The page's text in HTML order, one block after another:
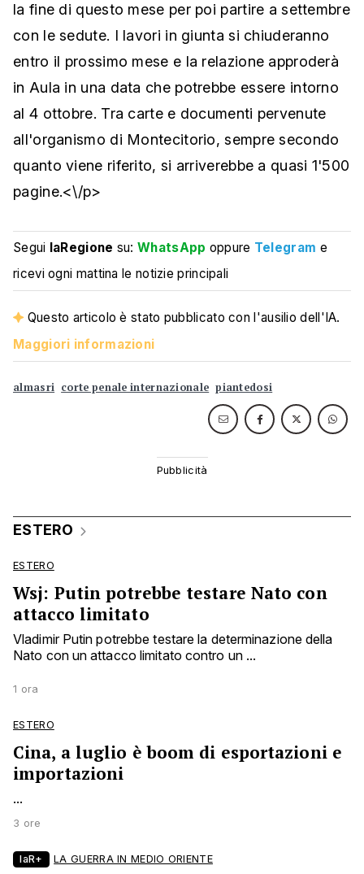
la fine di questo mese per poi partire a settembre
con le sedute. I lavori in giunta si chiuderanno
entro il prossimo mese e la relazione approderà
in Aula in una data che potrebbe essere intorno
al 4 ottobre. Tra carte e documenti pervenute
all'organismo di Montecitorio, sempre secondo
quanto viene riferito, si arriverebbe a quasi 1'500
pagine.<\/p>
Segui laRegione su:WhatsApp oppure Telegram e
ricevi ogni mattina le notizie principali
Questo articolo è stato pubblicato con l'ausilio dell'IA.
Maggiori informazioni
almasri corte penale internazionale piantedosi
ESTERO
ESTERO
Wsj: Putin potrebbe testare Nato con
attacco limitato
Vladimir Putin potrebbe testare la determinazione della
Nato con un attacco limitato contro un ...
1 ora
ESTERO
Cina, a luglio è boom di esportazioni e
importazioni
...
3 ore
laR+ LA GUERRA IN MEDIO ORIENTE